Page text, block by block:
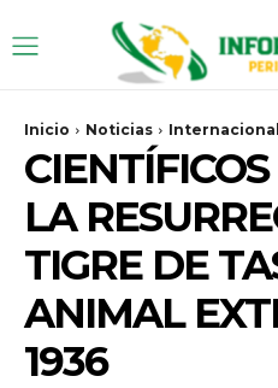
Inicio Noticias
LA
TIGRE DE
ANIMAL
1936